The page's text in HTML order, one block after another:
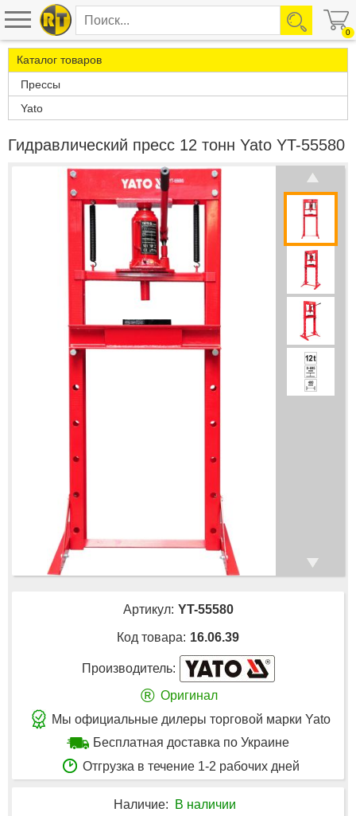
0
Каталог товаров
Прессы
Yato
Гидравлический пресс 12 тонн Yato YT-55580
Артикул: YT-55580
Код товара: 16.06.39
Производитель:
® Оригинал
Мы официальные дилеры торговой марки Yato
Бесплатная доставка по Украине
Отгрузка в течение 1-2 рабочих дней
Наличие: В наличии